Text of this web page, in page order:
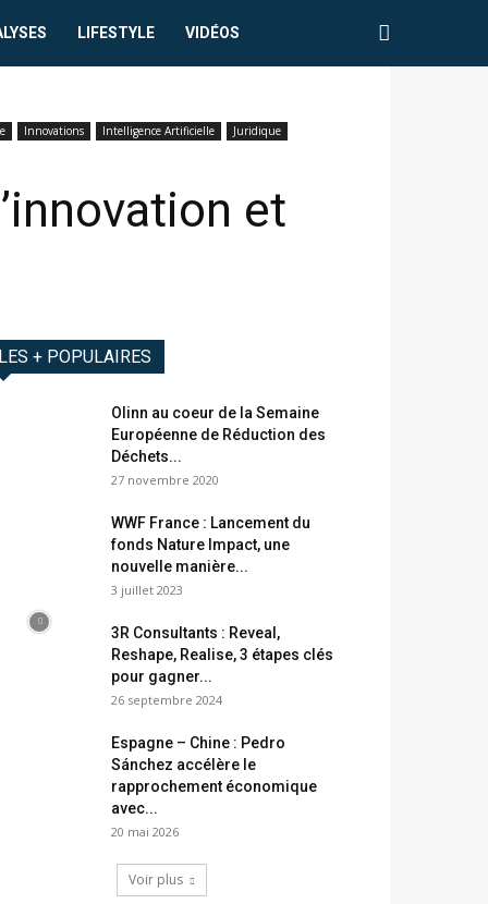
LIFESTYLE VIDÉOS
Innovations Intelligence Artificielle Juridique
et
+ POPULAIRES
Olinn au coeur de la Semaine
Européenne de Réduction des
Déchets...
27 novembre 2020
WWF France : Lancement du
fonds Nature Impact, une
nouvelle manière...
3 juillet 2023
3R Consultants : Reveal,
Reshape, Realise, 3 étapes clés
pour gagner...
26 septembre 2024
Espagne – Chine : Pedro
Sánchez accélère le
rapprochement économique
avec...
20 mai 2026
Voir plus